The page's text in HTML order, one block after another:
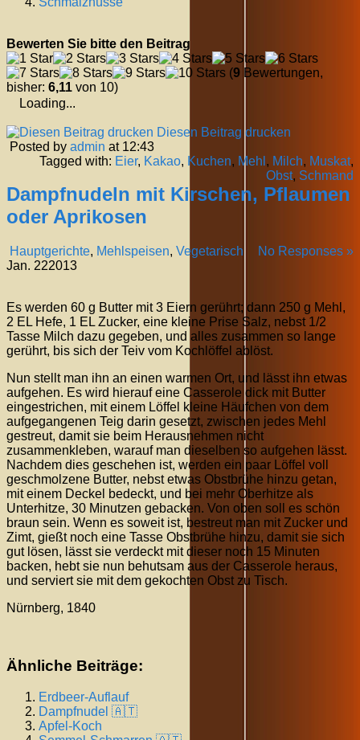
Bewerten Sie bitte den Beitrag
(9 Bewertungen,
bisher: 6,11 von 10)
Loading...
Diesen Beitrag drucken
Posted by admin at 12:43
Tagged with: Eier, Kakao, Kuchen, Mehl , Milch, Muskat,
Obst, Schmand
Dampfnudeln mit Kirschen, Pflaumen
oder Aprikosen
Hauptgerichte, Mehlspeisen, Vegetarisch
No Responses »
Jan. 222013
Es werden 60 g Butter mit 3 Eiern gerührt; dann 250 g Mehl,
2 EL Hefe, 1 EL Zucker, eine kleine Prise Salz, nebst 1/2
Tasse Milch dazu gegeben, und alles zusammen so lange
gerührt, bis sich der Teiv vom Kochlöffel ablöst.
Nun stellt man ihn an einen warmen Ort, und lässt ihn etwas
aufgehen. Es wird hierauf eine Casserole dick mit Butter
eingestrichen, mit einem Löffel kleine Häufchen von dem
aufgegangenen Teig darin gesetzt, zwischen jedes Mehl
gestreut, damit sie beim Herausnehmen nicht
zusammenkleben, warauf man dieselben so aufgehen lässt.
Nachdem dies geschehen ist, werden ein paar Löffel voll
geschmolzene Butter, nebst etwas Obstbrühe hinzu getan,
mit einem Deckel bedeckt, und bei mehr Oberhitze als
Unterhitze, 30 Minutzen gebacken. Von oben soll es schön
braun sein. Wenn es soweit ist, bestreut man mit Zucker und
Zimt, gießt noch eine Tasse Obstbrühe hinzu, damit sie sich
gut lösen, lässt sie verdeckt mit dieser noch 15 Minuten
backen, hebt sie nun behutsam aus der Casserole heraus,
und serviert sie mit dem gekochten Obst zu Tisch.
Nürnberg, 1840
Ähnliche Beiträge:
Erdbeer-Auflauf
Dampfnudel 🇦🇹
Apfel-Koch